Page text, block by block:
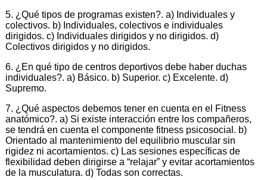
5. ¿Qué tipos de programas existen?. a) Individuales y
colectivos. b) Individuales, colectivos e individuales
dirigidos. c) Individuales dirigidos y no dirigidos. d)
Colectivos dirigidos y no dirigidos.
6. ¿En qué tipo de centros deportivos debe haber duchas
individuales?. a) Básico. b) Superior. c) Excelente. d)
Supremo.
7. ¿Qué aspectos debemos tener en cuenta en el Fitness
anatómico?. a) Si existe interacción entre los compañeros,
se tendrá en cuenta el componente fitness psicosocial. b)
Orientado al mantenimiento del equilibrio muscular sin
rigidez ni acortamientos. c) Las sesiones específicas de
flexibilidad deben dirigirse a “relajar” y evitar acortamientos
de la musculatura. d) Todas son correctas.